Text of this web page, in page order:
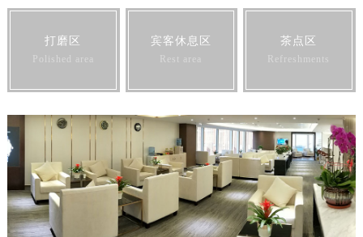
江西省吉安市吉州区井冈山大道卡地亚售后服务中心（需提前预约）
江西省九江市浔阳区浔阳路卡地亚售后服务中心（需提前预约）
江西省南昌市红谷滩新区红谷中大道998号绿地双子塔（中央广场）A1座办公楼14层1407室卡地亚售后服务中心（需提前预约）
江西省萍乡市安源区萍安北大道与康庄路交叉口卡地亚售后服务中心（需提前预约）
江西省上饶市信州区滨江西路卡地亚售后服务中心（需提前预约）
江西省新余市渝水区北湖西路卡地亚售后服务中心（需提前预约）
打磨区
Polished area
宾客休息区
Rest area
茶点区
Refreshments